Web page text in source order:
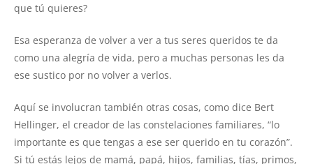
que tú quieres?
Esa esperanza de volver a ver a tus seres queridos te da
como una alegría de vida, pero a muchas personas les da
ese sustico por no volver a verlos.
Aquí se involucran también otras cosas, como dice Bert
Hellinger, el creador de las constelaciones familiares, “lo
importante es que tengas a ese ser querido en tu corazón”.
Si tú estás lejos de mamá, papá, hijos, familias, tías, primos,